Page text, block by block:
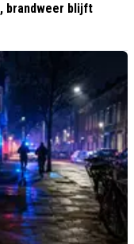
brandweer blijft